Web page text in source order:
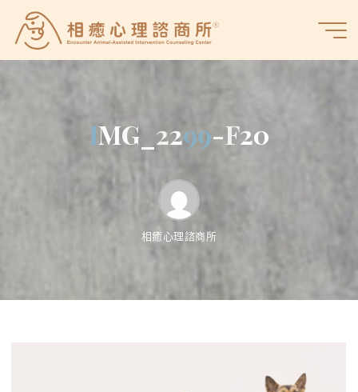
content
癒
商
所
IMG_ 2299-F20
相癒心理諮商所